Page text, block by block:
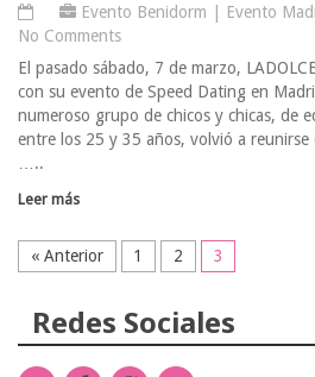
Evento Benidorm Evento
No Comments
El pasado sábado, 7 de marzo,
con su evento de Speed Dating en
numeroso grupo de chicos y chicas, de
entre los 25 y 35 años, volvió a reunirse
…..
Leer más
« Anterior 1 2 3
Redes Sociales